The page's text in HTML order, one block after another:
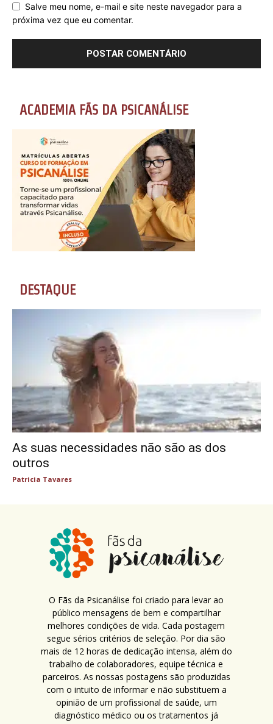
Salve meu nome, e-mail e site neste navegador para a
próxima vez que eu comentar.
ACADEMIA FÃS DA PSICANÁLISE
DESTAQUE
As suas necessidades não são as dos
outros
Patricia Tavares
O Fãs da Psicanálise foi criado para levar ao
público mensagens de bem e compartilhar
melhores condições de vida. Cada postagem
segue sérios critérios de seleção. Por dia são
mais de 12 horas de dedicação intensa, além do
trabalho de colaboradores, equipe técnica e
parceiros. As nossas postagens são produzidas
com o intuito de informar e não substituem a
opinião de um profissional de saúde, um
diagnóstico médico ou os tratamentos já